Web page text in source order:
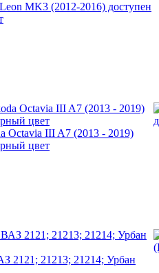
MK3 (2012-2016) доступен
Octavia III A7 (2013 - 2019)
цвет
2121; 21213; 21214; Урбан